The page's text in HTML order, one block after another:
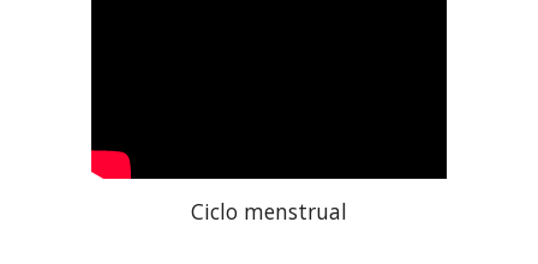
Ciclo menstrual